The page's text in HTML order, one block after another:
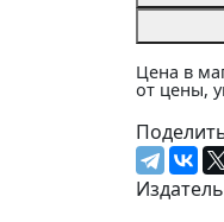
Цена в
от цены,